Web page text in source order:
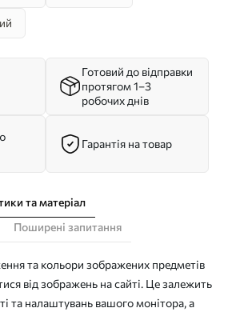
Готовий до відправки
протягом 1–3
робочих днів
Гарантія на товар
та матеріал
Поширені запитання
та кольори зображених предметів
від зображень на сайті. Це залежить
та налаштувань вашого монітора, а